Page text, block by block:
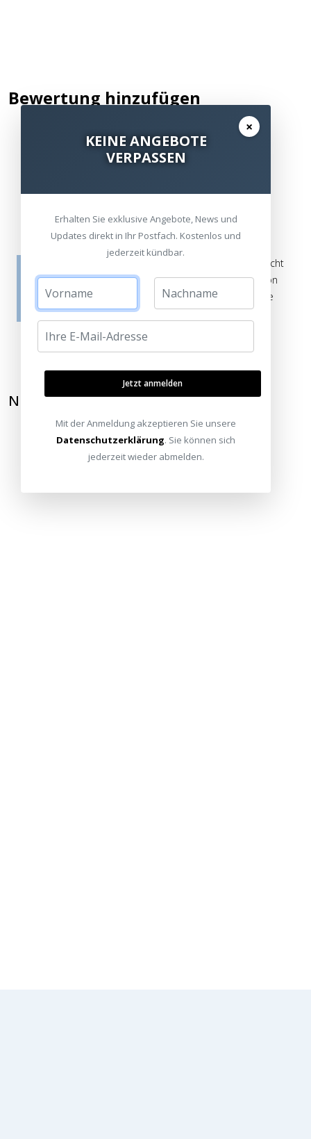
Bewertung hinzufügen
Die Bewertungen werden vor ihrer Veröffentlichung nicht
auf ihre Echtheit überprüft. Sie können daher auch von
Verbrauchern stammen, die die bewerteten Produkte
tatsächlich gar nicht erworben/genutzt haben.
NEWSLETTER ABONNIEREN
×
KEINE ANGEBOTE
VERPASSEN
Erhalten Sie exklusive Angebote, News und
Updates direkt in Ihr Postfach. Kostenlos und
jederzeit kündbar.
Jetzt anmelden
Mit der Anmeldung akzeptieren Sie unsere
Datenschutzerklärung. Sie können sich
jederzeit wieder abmelden.